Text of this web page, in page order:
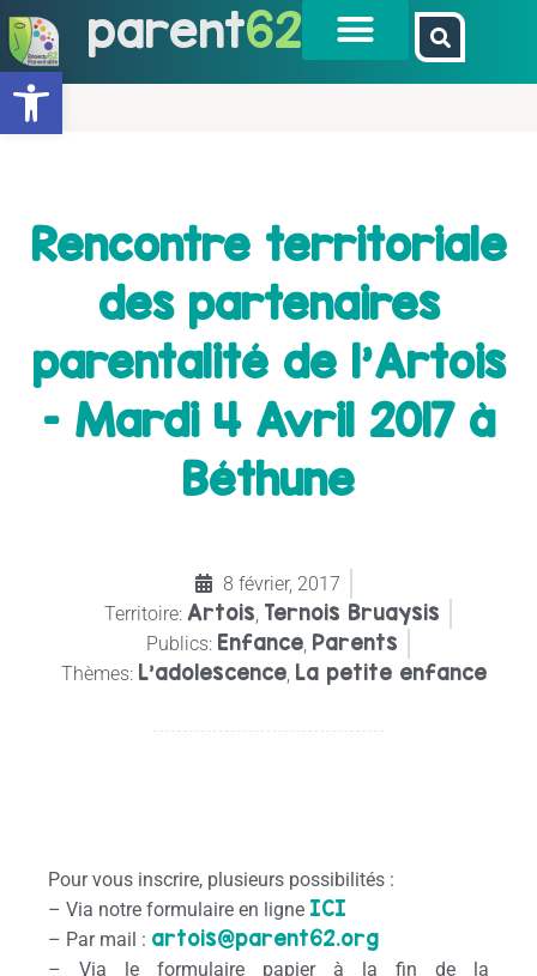
Ouvrir la barre d’outils
parent62
Rencontre territoriale
des partenaires
parentalité de l’Artois
– Mardi 4 Avril 2017 à
Béthune
8 février, 2017
Territoire: Artois Ternois Bruaysis
Publics: Enfance Parents
Thèmes: L’adolescence, La petite enfance
Pour vous inscrire, plusieurs possibilités :
– Via notre formulaire en ligne ICI
– Par mail : artois@parent62.org
– Via le formulaire papier à la fin de la